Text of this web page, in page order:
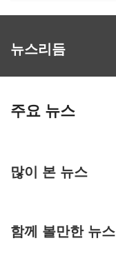
뉴스리듬
주요 뉴스
많이 본 뉴스
함께 볼만한 뉴스